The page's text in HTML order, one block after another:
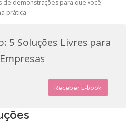
de demonstrações para que você
prática.
5 Soluções Livres para
Empresas
Receber E-book